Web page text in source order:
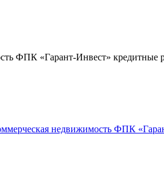
ФПК «Гарант-Инвест» кредитные
недвижимость ФПК